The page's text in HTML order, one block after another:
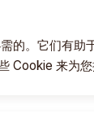
的。它们有助
Cookie 来为您